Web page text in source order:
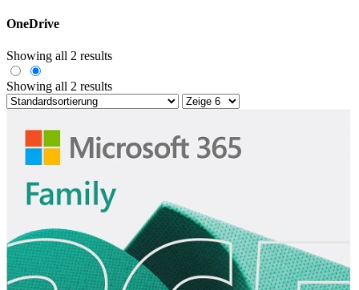
OneDrive
Showing all 2 results
Showing all 2 results